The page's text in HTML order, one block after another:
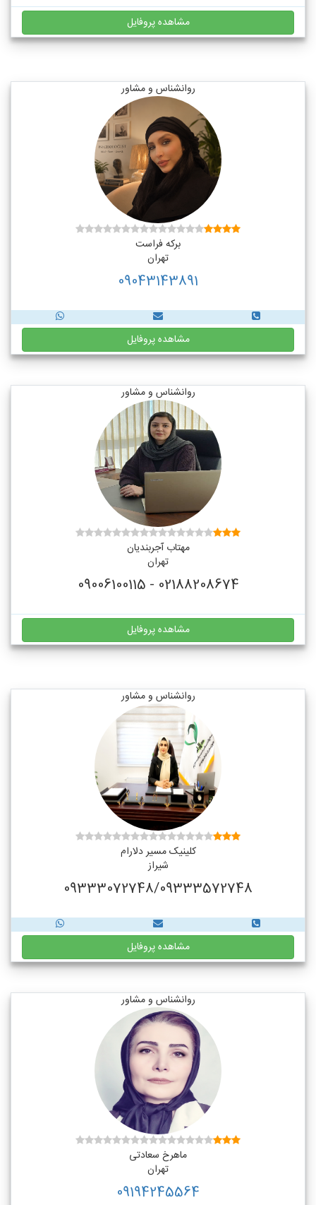
مشاهده پروفایل
روانشناس و مشاور
برکه فراست
تهران
09043143891
مشاهده پروفایل
روانشناس و مشاور
مهتاب آجربندیان
تهران
02188208674 - 09006100115
مشاهده پروفایل
روانشناس و مشاور
کلینیک مسیر دلارام
شیراز
09333072748/09333572748
مشاهده پروفایل
روانشناس و مشاور
ماهرخ سعادتی
تهران
09194245564